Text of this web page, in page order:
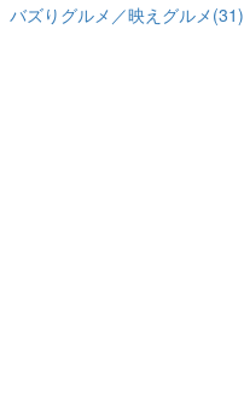
バズりグルメ／映えグルメ(31)